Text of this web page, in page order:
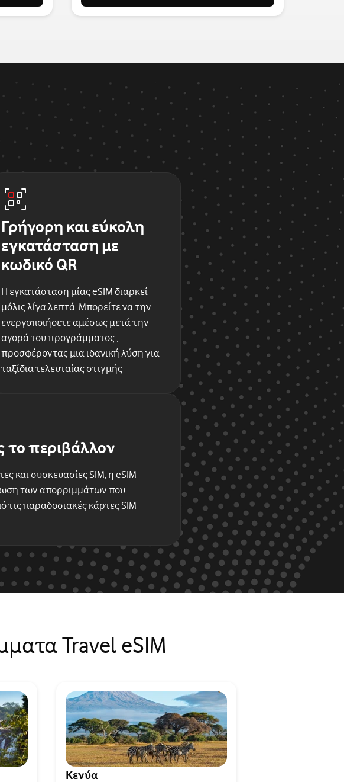
Γρήγορη και εύκολη
εγκατάσταση με
κωδικό QR
Η εγκατάσταση μίας eSIM διαρκεί
μόλις λίγα λεπτά. Μπορείτε να την
ενεργοποιήσετε αμέσως μετά την
αγορά του προγράμματος ,
προσφέροντας μια ιδανική λύση για
ταξίδια τελευταίας στιγμής
το περιβάλλον
και συσκευασίες SIM, η eSIM
των απορριμμάτων που
τις παραδοσιακές κάρτες SIM
Travel eSIM
Κενύα